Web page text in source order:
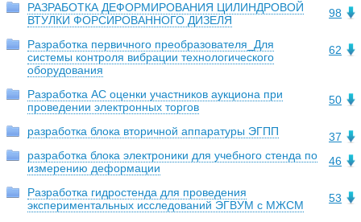
98
РАЗРАБОТКА ДЕФОРМИРОВАНИЯ ЦИЛИНДРОВОЙ
ВТУЛКИ ФОРСИРОВАННОГО ДИЗЕЛЯ
62
Разработка первичного преобразователя_Для
системы контроля вибрации технологического
оборудования
50
Разработка АС оценки участников аукциона при
проведении электронных торгов
37
разработка блока вторичной аппаратуры ЭГПП
46
разработка блока электроники для учебного стенда по
измерению деформации
53
Разработка гидростенда для проведения
экспериментальных исследований ЭГВУМ с МЖСМ